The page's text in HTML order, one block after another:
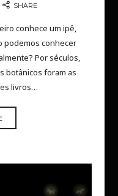
SHARE
conhece um ipê,
podemos conhecer
Por séculos,
botânicos foram as
livros…